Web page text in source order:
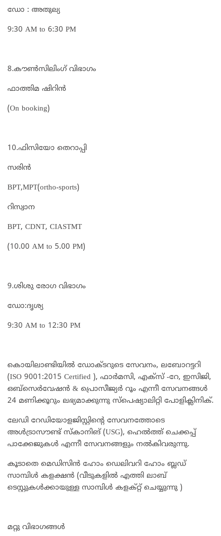
ഡോ : അതുല്യ
9:30 AM to 6:30 PM
8.കൗൺസിലിംഗ് വിഭാഗം
ഫാത്തിമ ഷിറിൻ
(On booking)
10.ഫിസിയോ തെറാപ്പി
സരിൻ
BPT,MPT(ortho-sports)
റിസ്വാന
BPT, CDNT, CIASTMT
(10.00 AM to 5.00 PM)
9.ശിശു രോഗ വിഭാഗം
ഡോ:ദൃശ്യ
9:30 AM to 12:30 PM
കൊയിലാണ്ടിയില്‍ ഡോക്ടറുടെ സേവനം, ലബോറട്ടറി
(ISO 9001:2015 Certified ), ഫാര്‍മസി, എക്‌സ് -റേ, ഇസിജി,
ഒബ്‌സെര്‍വേഷന്‍ & പ്രൊസീജ്യര്‍ റൂം എന്നീ സേവനങ്ങള്‍
24 മണിക്കൂറും ലഭ്യമാക്കുന്നു സ്‌പെഷ്യാലിറ്റി പോളിക്ലിനിക്.
ലേഡി റേഡിയോളജിസ്റ്റിന്റെ സേവനത്തോടെ
അള്‍ട്രാസൗണ്ട് സ്‌കാനിങ് (USG), ഹെല്‍ത്ത് ചെക്കപ്പ്
പാക്കേജുകള്‍ എന്നീ സേവനങ്ങളും നല്‍കിവരുന്നു.
കൂടാതെ മെഡിസിൻ ഹോം ഡെലിവറി ഹോം ബ്ലഡ്‌
സാമ്പിൾ കളക്ഷൻ (വീടുകളിൽ എത്തി ലാബ്
ടെസ്റ്റുകൾക്കായുള്ള സാമ്പിൾ കളക്റ്റ് ചെയ്യുന്നു )
മറ്റു വിഭാഗങ്ങൾ